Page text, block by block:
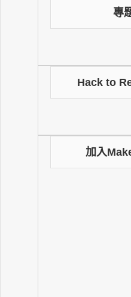
專
Hack to
加入